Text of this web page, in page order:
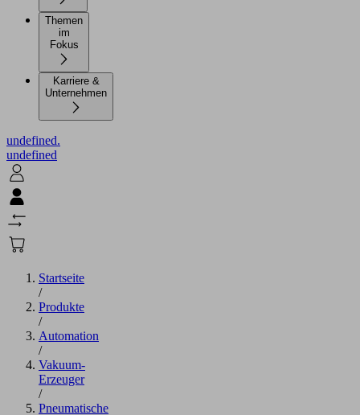
Themen
im
Karriere &
Unternehmen
undefined.
undefined
Startseite
/
Produkte
/
Automation
/
Vakuum-
Erzeuger
/
Pneumatische